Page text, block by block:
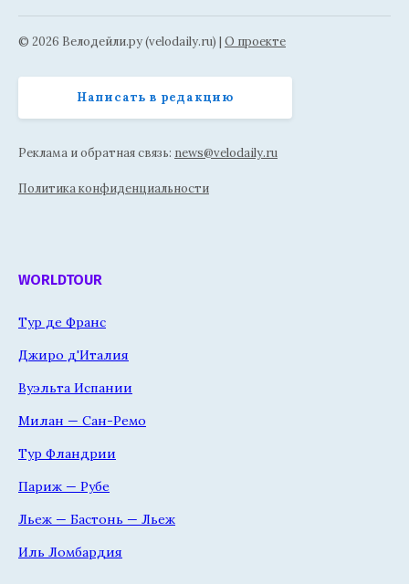
© 2026 Велодейли.ру (velodaily.ru) | О проекте
Написать в редакцию
Реклама и обратная связь: news@velodaily.ru
Политика конфиденциальности
WORLDTOUR
Тур де Франс
Джиро д'Италия
Вуэльта Испании
Милан — Сан-Ремо
Тур Фландрии
Париж — Рубе
Льеж — Бастонь — Льеж
Иль Ломбардия